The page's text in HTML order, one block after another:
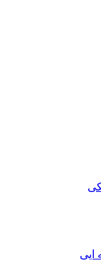
ایی